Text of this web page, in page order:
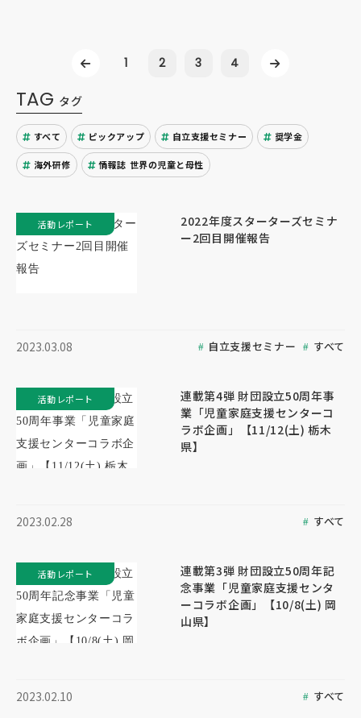
1 2 3 4
TAG タグ
すべて ピックアップ 自立支援セミナー 奨学金
海外研修 情報誌 世界の児童と母性
2022年度スターターズセミナ
ー2回目開催報告
2023.03.08 自立支援セミナー すべて
活動レポート
連載第4弾 財団設立50周年事
業「児童家庭支援センターコ
ラボ企画」【11/12(土) 栃木
県】
2023.02.28 すべて
活動レポート
連載第3弾 財団設立50周年記
念事業「児童家庭支援センタ
ーコラボ企画」【10/8(土) 岡
山県】
2023.02.10 すべて
活動レポート